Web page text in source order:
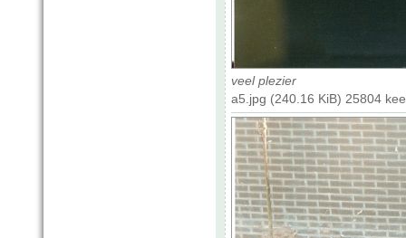
veel plezier
a5.jpg (240.16 KiB) 25804